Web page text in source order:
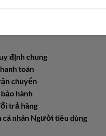
định chung
toán
chuyển
hành
trả hàng
cá nhân Người tiêu dùng